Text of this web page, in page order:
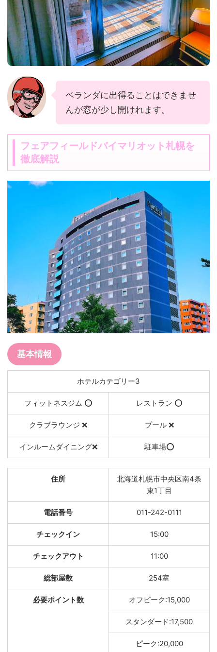
ベランダに出得ることはできませ
んが窓が少し開けれます。
フェアフィールドバイマリオット札幌を
徹底解説
基本情報
ホテルカテゴリー3
フィットネスジム ⭕️ レストラン ⭕️
クラブラウンジ ❌ プール ❌
インルームダイニング❌ 駐車場⭕️
住所
北海道札幌市中央区南4条
東1丁目
電話番号 011-242-0111
チェックイン 15:00
チェックアウト 11:00
総部屋数 254室
必要ポイント数 オフピーク:15,000
スタンダード:17,500
ピーク:20,000